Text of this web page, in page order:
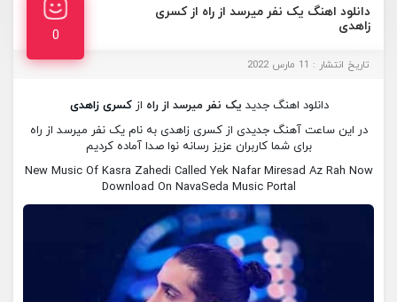
دانلود اهنگ یک نفر میرسد از راه از کسری
زاهدی
0
تاریخ انتشار : 11 مارس 2022
دانلود اهنگ جدید یک نفر میرسد از راه از کسری زاهدی
در این ساعت آهنگ جدیدی از کسری زاهدی به نام یک نفر میرسد از راه
برای شما کاربران عزیز رسانه نوا صدا آماده کردیم
New Music Of Kasra Zahedi Called Yek Nafar Miresad Az Rah Now
Download On NavaSeda Music Portal